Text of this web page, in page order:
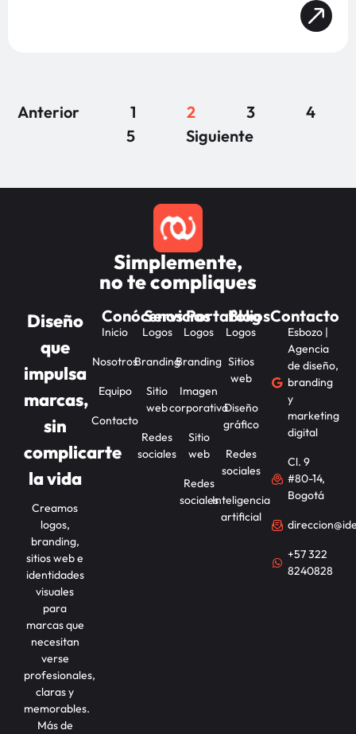
Anterior 1 2 3
4
5
Siguiente
Simplemente,
no te compliques
Diseño
que
impulsa
marcas,
sin
complicarte
la vida
Creamos
logos,
branding,
sitios web e
identidades
visuales
para
marcas que
necesitan
verse
profesionales,
claras y
memorables.
Más de
Conócenos
Inicio
Nosotros
Equipo
Contacto
Servicios
Logos
Branding
Sitio
web
Redes
sociales
Portafolios
Logos
Branding
Imagen
corporativa
Sitio
web
Redes
sociales
Blog
Logos
Sitios
web
Diseño
gráfico
Redes
sociales
Inteligencia
artificial
Contacto
Esbozo |
Agencia
de diseño,
branding
y
marketing
digital
Cl. 9
#80-14,
Bogotá
+57 322
8240828